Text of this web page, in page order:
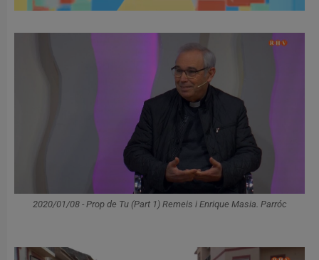
2020/01/08 - Prop de Tu (Part 1) Remeis i Enrique Masia. Parróc